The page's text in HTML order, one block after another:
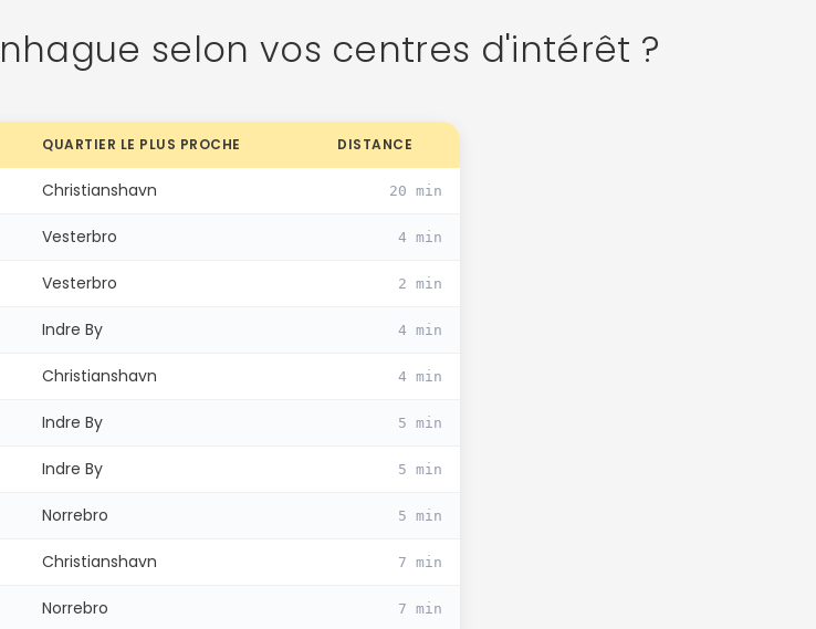
selon vos centres d'intérêt ?
QUARTIER LE PLUS PROCHE DISTANCE
Christianshavn 20 min
Vesterbro 4 min
Vesterbro 2 min
Indre By 4 min
Christianshavn 4 min
Indre By 5 min
Indre By 5 min
Norrebro 5 min
Christianshavn 7 min
Norrebro 7 min